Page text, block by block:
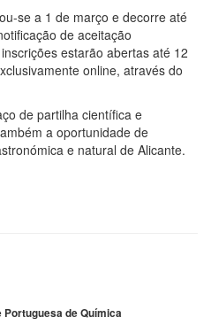
se a 1 de março e decorre até
de aceitação
estarão abertas até 12
online, através do
de partilha científica e
a oportunidade de
e natural de Alicante.
Portuguesa de Química